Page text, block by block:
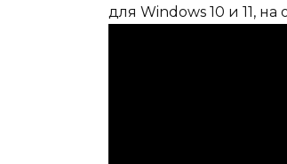
для Windows 10 и 11,